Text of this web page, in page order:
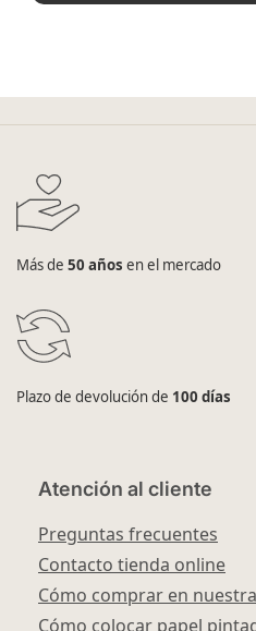
Más de 50 años en el mercado
Plazo de devolución de 100 días
Atención al cliente
Preguntas frecuentes
Contacto tienda online
Cómo comprar en
Cómo colocar papel